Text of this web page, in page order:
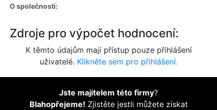
O společnosti:
Zdroje pro výpočet hodnocení:
K těmto údajům mají přístup pouze přihlášení
uživatelé. Klikněte sem pro přihlášení.
Jste majitelem této firmy?
Blahopřejeme! Zjistěte jestli můžete získat